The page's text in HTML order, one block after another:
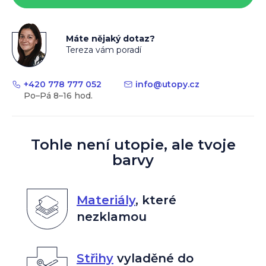
Máte nějaký dotaz?
Tereza vám poradí
+420 778 777 052 info@utopy.cz
Tohle není utopie, ale tvoje
barvy
Materiály, které
nezklamou
Střihyvyladěné do